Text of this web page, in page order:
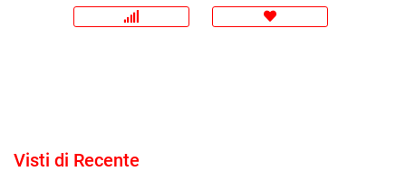
Visti di Recente